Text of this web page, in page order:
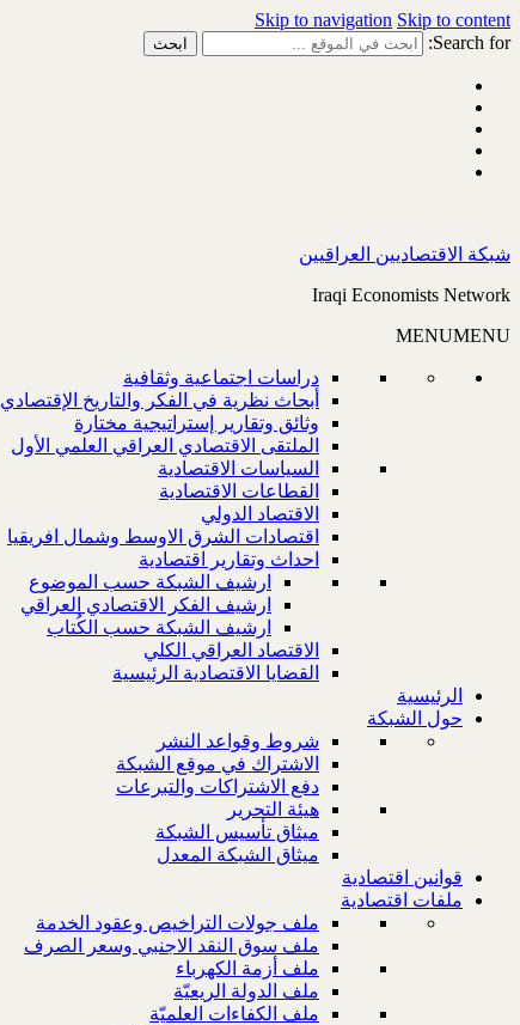
Skip to navigation Skip to content
Search for:
شبكة الاقتصاديين العراقيين
Iraqi Economists Network
MENUMENU
دراسات اجتماعية وثقافية
أبحاث نظرية في الفكر والتاريخ الإقتصادي
وثائق وتقارير إستراتيجية مختارة
الملتقى الاقتصادي العراقي العلمي الأول
السياسات الاقتصادية
القطاعات الاقتصادية
الاقتصاد الدولي
اقتصادات الشرق الاوسط وشمال افريقيا
احداث وتقارير اقتصادية
ارشيف الشبكة حسب الموضوع
ارشيف الفكر الاقتصادي العراقي
ارشيف الشبكة حسب الكُتاب
الاقتصاد العراقي الكلي
القضايا الاقتصادية الرئيسية
الرئيسية
حول الشبكة
شروط وقواعد النشر
الاشتراك في موقع الشبكة
دفع الاشتراكات والتبرعات
هيئة التحرير
ميثاق تأسيس الشبكة
ميثاق الشبكة المعدل
قوانين اقتصادية
ملفات اقتصادية
ملف جولات التراخيص وعقود الخدمة
ملف سوق النقد الاجنبي وسعر الصرف
ملف أزمة الكهرباء
ملف الدولة الريعيّة
ملف الكفاءات العلميّة